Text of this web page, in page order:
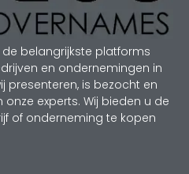
belangrijkste platforms
en ondernemingen in
presenteren, is bezocht en
experts. Wij bieden u de
of onderneming te kopen